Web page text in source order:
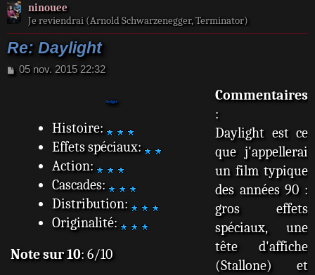
ninouee
Je reviendrai (Arnold Schwarzenegger, Terminator)
Re: Daylight
M
05 nov. 2015 22:32
Daylight
Histoire:
Effets spéciaux:
Action:
Cascades:
Distribution:
Originalité:
Note sur 10: 6/10
Commentaires
:
Daylight est ce
que j'appellerai
un film typique
des années 90 :
gros effets
spéciaux, une
tête d'affiche
(Stallone) et